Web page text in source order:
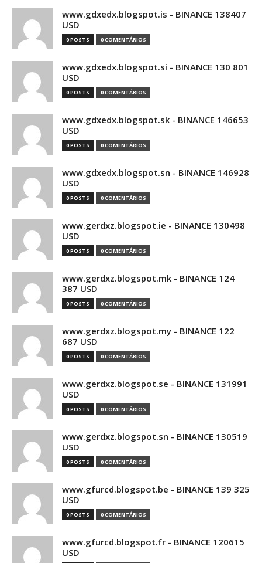
www.gdxedx.blogspot.is - BINANCE 138407
USD
0 POSTS 0 COMENTÁRIOS
www.gdxedx.blogspot.si - BINANCE 130 801
USD
0 POSTS 0 COMENTÁRIOS
www.gdxedx.blogspot.sk - BINANCE 146653
USD
0 POSTS 0 COMENTÁRIOS
www.gdxedx.blogspot.sn - BINANCE 146928
USD
0 POSTS 0 COMENTÁRIOS
www.gerdxz.blogspot.ie - BINANCE 130498
USD
0 POSTS 0 COMENTÁRIOS
www.gerdxz.blogspot.mk - BINANCE 124
387 USD
0 POSTS 0 COMENTÁRIOS
www.gerdxz.blogspot.my - BINANCE 122
687 USD
0 POSTS 0 COMENTÁRIOS
www.gerdxz.blogspot.se - BINANCE 131991
USD
0 POSTS 0 COMENTÁRIOS
www.gerdxz.blogspot.sn - BINANCE 130519
USD
0 POSTS 0 COMENTÁRIOS
www.gfurcd.blogspot.be - BINANCE 139 325
USD
0 POSTS 0 COMENTÁRIOS
www.gfurcd.blogspot.fr - BINANCE 120615
USD